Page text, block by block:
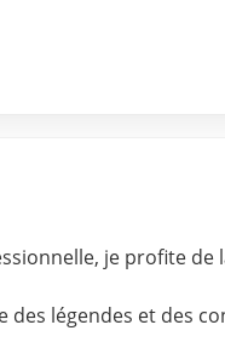
je profite de
des légendes et des